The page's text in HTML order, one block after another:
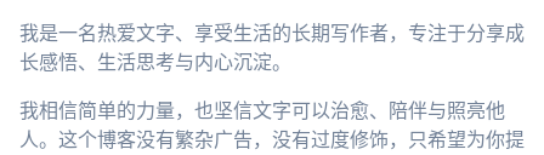
我是一名热爱文字、享受生活的长期写作者，专注于分享成
长感悟、生活思考与内心沉淀。
我相信简单的力量，也坚信文字可以治愈、陪伴与照亮他
人。这个博客没有繁杂广告，没有过度修饰，只希望为你提